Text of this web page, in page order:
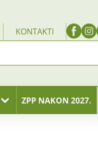
KONTAKTI
ZPP NAKON 2027.